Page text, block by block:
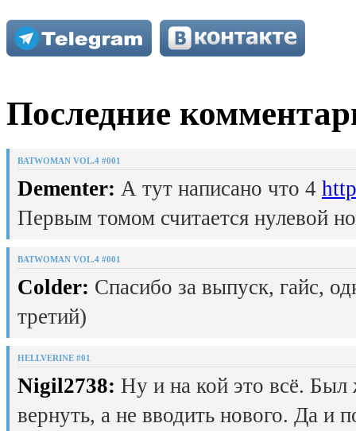
Последние
BATWOMAN VOL.4 #001
Dementer: А тут написано что 4
Первым томом считается нулевой
BATWOMAN VOL.4 #001
Colder: Спасибо за выпуск, гайс,
третий)
HELLVERINE #01
Nigil2738: Ну и на кой это всё.
вернуть, а не вводить нового. Да и